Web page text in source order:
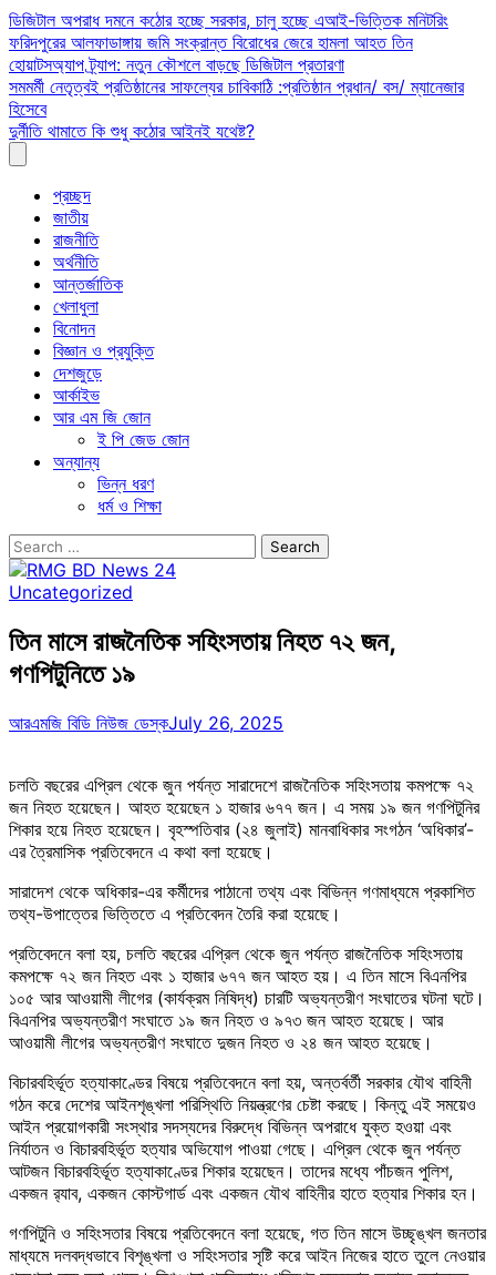
Skip
to
content
ডিজিটাল অপরাধ দমনে কঠোর হচ্ছে সরকার, চালু হচ্ছে এআই-ভিত্তিক মনিটরিং
ফরিদপুরের আলফাডাঙ্গায় জমি সংক্রান্ত বিরোধের জেরে হামলা আহত তিন
হোয়াটসঅ্যাপ ট্র্যাপ: নতুন কৌশলে বাড়ছে ডিজিটাল প্রতারণা
সমমর্মী নেতৃত্বই প্রতিষ্ঠানের সাফল্যের চাবিকাঠি :প্রতিষ্ঠান প্রধান/ বস/ ম্যানেজার
হিসেবে
দুর্নীতি থামাতে কি শুধু কঠোর আইনই যথেষ্ট?
প্রচ্ছদ
জাতীয়
রাজনীতি
অর্থনীতি
আন্তর্জাতিক
খেলাধুলা
বিনোদন
বিজ্ঞান ও প্রযুক্তি
দেশজুড়ে
আর্কাইভ
আর এম জি জোন
ই পি জেড জোন
অন্যান্য
ভিন্ন ধরণ
ধর্ম ও শিক্ষা
Search
for:
Uncategorized
তিন মাসে রাজনৈতিক সহিংসতায় নিহত ৭২ জন,
গণপিটুনিতে ১৯
আরএমজি বিডি নিউজ ডেস্কJuly 26, 2025
চলতি বছরের এপ্রিল থেকে জুন পর্যন্ত সারাদেশে রাজনৈতিক সহিংসতায় কমপক্ষে ৭২
জন নিহত হয়েছেন। আহত হয়েছেন ১ হাজার ৬৭৭ জন। এ সময় ১৯ জন গণপিটুনির
শিকার হয়ে নিহত হয়েছেন। বৃহস্পতিবার (২৪ জুলাই) মানবাধিকার সংগঠন ‘অধিকার’-
এর ত্রৈমাসিক প্রতিবেদনে এ কথা বলা হয়েছে।
সারাদেশ থেকে অধিকার-এর কর্মীদের পাঠানো তথ্য এবং বিভিন্ন গণমাধ্যমে প্রকাশিত
তথ্য-উপাত্তের ভিত্তিতে এ প্রতিবেদন তৈরি করা হয়েছে।
প্রতিবেদনে বলা হয়, চলতি বছরের এপ্রিল থেকে জুন পর্যন্ত রাজনৈতিক সহিংসতায়
কমপক্ষে ৭২ জন নিহত এবং ১ হাজার ৬৭৭ জন আহত হয়। এ তিন মাসে বিএনপির
১০৫ আর আওয়ামী লীগের (কার্যক্রম নিষিদ্ধ) চারটি অভ্যন্তরীণ সংঘাতের ঘটনা ঘটে।
বিএনপির অভ্যন্তরীণ সংঘাতে ১৯ জন নিহত ও ৯৭৩ জন আহত হয়েছে। আর
আওয়ামী লীগের অভ্যন্তরীণ সংঘাতে দুজন নিহত ও ২৪ জন আহত হয়েছে।
বিচারবহির্ভূত হত্যাকাণ্ডের বিষয়ে প্রতিবেদনে বলা হয়, অন্তর্বর্তী সরকার যৌথ বাহিনী
গঠন করে দেশের আইনশৃঙ্খলা পরিস্থিতি নিয়ন্ত্রণের চেষ্টা করছে। কিন্তু এই সময়েও
আইন প্রয়োগকারী সংস্থার সদস্যদের বিরুদ্ধে বিভিন্ন অপরাধে যুক্ত হওয়া এবং
নির্যাতন ও বিচারবহির্ভূত হত্যার অভিযোগ পাওয়া গেছে। এপ্রিল থেকে জুন পর্যন্ত
আটজন বিচারবহির্ভূত হত্যাকাণ্ডের শিকার হয়েছেন। তাদের মধ্যে পাঁচজন পুলিশ,
একজন র‌্যাব, একজন কোস্টগার্ড এবং একজন যৌথ বাহিনীর হাতে হত্যার শিকার হন।
গণপিটুনি ও সহিংসতার বিষয়ে প্রতিবেদনে বলা হয়েছে, গত তিন মাসে উচ্ছৃঙ্খল জনতার
মাধ্যমে দলবদ্ধভাবে বিশৃঙ্খলা ও সহিংসতার সৃষ্টি করে আইন নিজের হাতে তুলে নেওয়ার